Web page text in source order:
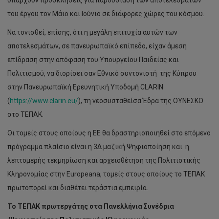
του έργου τον Μάϊο και Ιούνιο σε διάφορες χώρες του κόσμου.
Να τονισθεί, επίσης, ότι η μεγάλη επιτυχία αυτών των
αποτελεσμάτων, σε πανευρωπαϊκό επίπεδο, είχαν άμεση
επίδραση στην απόφαση του Υπουργείου Παιδείας και
Πολιτισμού, να διορίσει σαν Εθνικό συντονιστή της Κύπρου
στην Πανευρωπαϊκή Ερευνητική Υποδομή CLARIN
(https://www.clarin.eu/), τη νεοσυσταθείσα Έδρα της ΟΥΝΕΣΚΟ
στο ΤΕΠΑΚ.
Οι τομείς στους οποίους η ΕΕ θα δραστηριοποιηθεί στο επόμενο
πρόγραμμα πλαίσιο είναι η 3Δ μαζική Ψηφιοποίηση και η
λεπτομερής τεκμηρίωση και αρχειοθέτηση της Πολιτιστικής
Κληρονομίας στην Europeana, τομείς στους οποίους το ΤΕΠΑΚ
πρωτοπορεί και διαθέτει τεράστια εμπειρία.
Το ΤΕΠΑΚ πρωτεργάτης στα Πανελλήνια Συνέδρια